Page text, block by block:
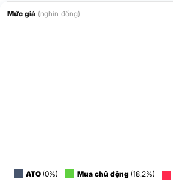
Mức giá (nghìn đồng)
ATO (0%) Mua chủ động (18.2%)